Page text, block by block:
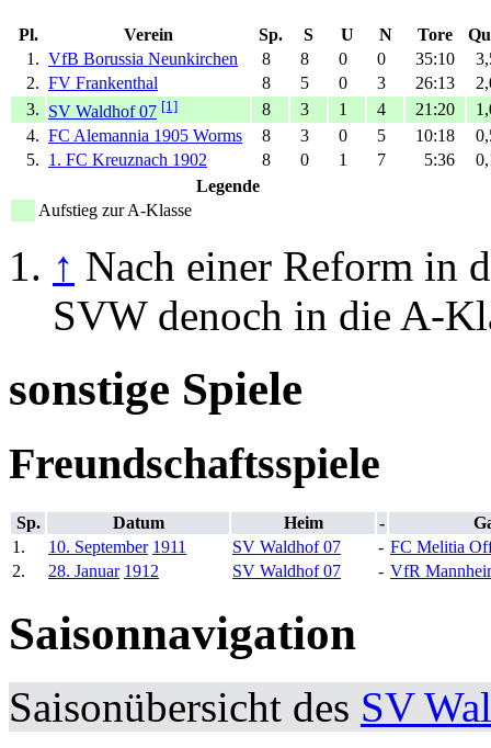
Pl. Verein Sp. S U N Tore
1. VfB Borussia Neunkirchen 8 8 0 0 35:10
2. FV Frankenthal 8 5 0 3 26:13
3. SV Waldhof 07 [1] 8 3 1 4 21:20
4. FC Alemannia 1905 Worms 8 3 0 5 10:18
5. 1. FC Kreuznach 1902 8 0 1 7 5:36
Legende
Aufstieg zur A-Klasse
↑ Nach einer Reform in
SVW denoch in die A-
sonstige Spiele
Freundschaftsspiele
Sp. Datum Heim -
1.
10. September 1911 SV Waldhof 07 - FC Melitia
2.
28. Januar 1912 SV Waldhof 07 - VfR
Saisonnavigation
Saisonübersicht des SV